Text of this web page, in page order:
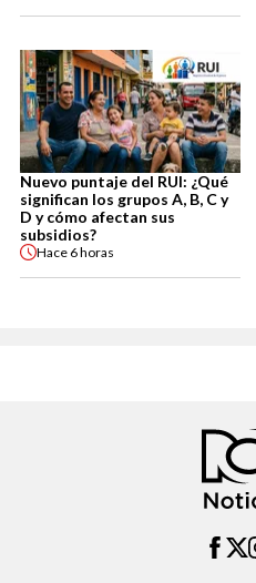
Nuevo puntaje del RUI: ¿Qué
significan los grupos A, B, C y
D y cómo afectan sus
subsidios?
Hace 6 horas